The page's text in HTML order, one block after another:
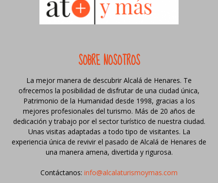
SOBRE NOSOTROS
La mejor manera de descubrir Alcalá de Henares. Te
ofrecemos la posibilidad de disfrutar de una ciudad única,
Patrimonio de la Humanidad desde 1998, gracias a los
mejores profesionales del turismo. Más de 20 años de
dedicación y trabajo por el sector turístico de nuestra ciudad.
Unas visitas adaptadas a todo tipo de visitantes. La
experiencia única de revivir el pasado de Alcalá de Henares de
una manera amena, divertida y rigurosa.
Contáctanos: info@alcalaturismoymas.com